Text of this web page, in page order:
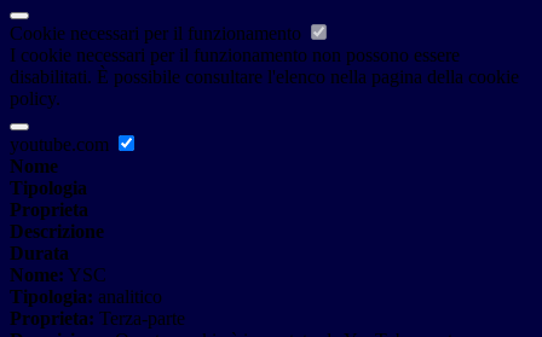
Cookie necessari per il funzionamento
I cookie necessari per il funzionamento non possono essere
disabilitati. È possibile consultare l'elenco nella pagina della cookie
policy.
youtube.com
Nome
Tipologia
Proprieta
Descrizione
Durata
Nome: YSC
Tipologia: analitico
Proprieta: Terza-parte